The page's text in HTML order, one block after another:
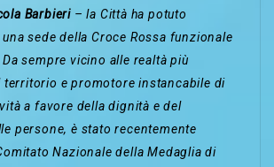
Barbieri – la Città ha potuto
sede della Croce Rossa funzionale
Da sempre vicino alle realtà più
territorio e promotore instancabile di
a favore della dignità e del
persone, è stato recentemente
Nazionale della Medaglia di